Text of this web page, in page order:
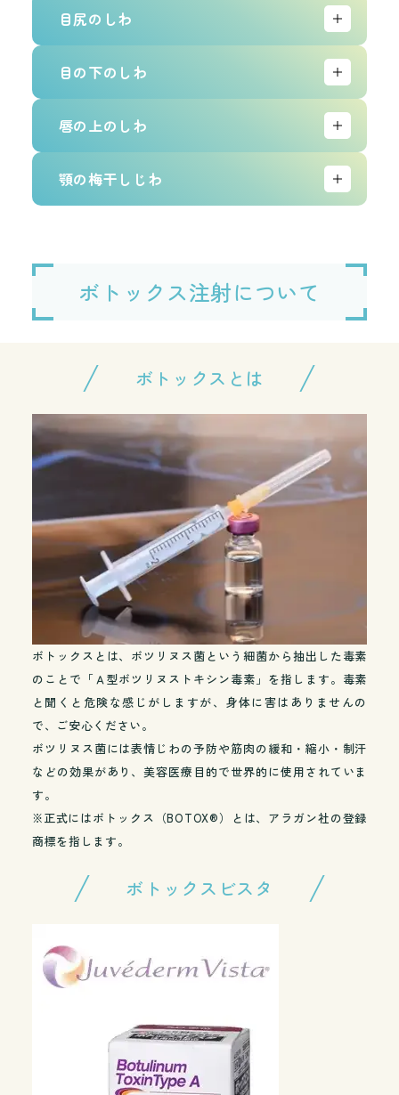
の力を弱めて鼻の横のシワを寄りにくくする事ができます。
シワの状態によってはヒアルロン酸を併用することで更に改
善効果が期待できます。
笑った時に鼻に斜めに寄るシワの事をバニーラインと言いま
す。バニーラインは鼻の横にボトックスを注入することによ
り解消できます。
目尻のしわ
笑ったときに目尻にできるしわは 眼輪筋が原因です。ボトッ
クスで眼輪筋の動きを弱めることで改善します。
目の下のしわ
笑ったときにできる目の下にできるしわもボトックスで改善
できます。目の際に打ちすぎると機能障害が出てしまうた
め、目の下の際から1㎝ほど離した位置に注入します。目の
際のシワまで全てをなくすことはできませんが目の下近辺の
唇の上のしわ
この部分は唇をすぼめる筋肉になるので、唇の際に打つと機
能障害出ますが、唇の際から１㎝程度離して打てば問題あり
顎の梅干しじわ
が入り過ぎてしまう方は口を閉じた時に梅干しじわができて
しまいます。
ボトックスをオトガイ筋に注射することで改善できます。
ボトックス注射について
ボトックスとは
ボトックスとは、ボツリヌス菌という細菌から抽出した毒素
のことで「Ａ型ボツリヌストキシン毒素」を指します。毒素
と聞くと危険な感じがしますが、身体に害はありませんの
で、ご安心ください。
ボツリヌス菌には表情じわの予防や筋肉の緩和・縮小・制汗
などの効果があり、美容医療目的で世界的に使用されていま
す。
※正式にはボトックス（BOTOX®）とは、アラガン社の登録
商標を指します。
ボトックスビスタ